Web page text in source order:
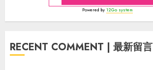
Powered by 12Go system
RECENT COMMENT | 最新留言